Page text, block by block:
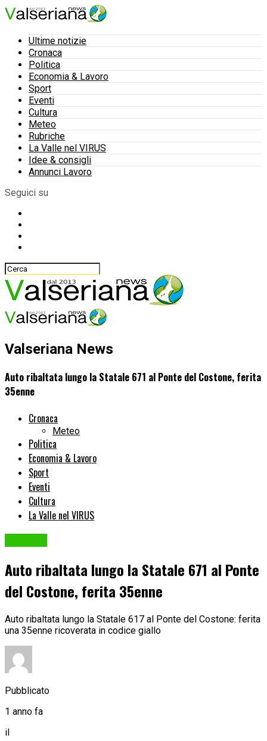
Ultime notizie
Cronaca
Politica
Economia & Lavoro
Sport
Eventi
Cultura
Meteo
Rubriche
La Valle nel VIRUS
Idee & consigli
Annunci Lavoro
Seguici su
Valseriana News
Auto ribaltata lungo la Statale 671 al Ponte del Costone, ferita
35enne
Cronaca
Meteo
Politica
Economia & Lavoro
Sport
Eventi
Cultura
La Valle nel VIRUS
Auto ribaltata lungo la Statale 671 al Ponte
del Costone, ferita 35enne
Auto ribaltata lungo la Statale 617 al Ponte del Costone: ferita
una 35enne ricoverata in codice giallo
Pubblicato
1 anno fa
il